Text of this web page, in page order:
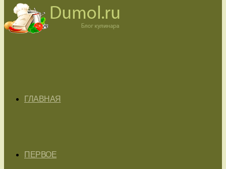
ГЛАВНАЯ
ПЕРВОЕ